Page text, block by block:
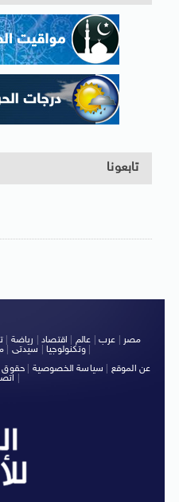
تابعونا
مصر عرب عالم اقتصاد رياضة |
وتكنولوجيا| سيدتى
|
عن الموقع
سياسة الخصوصية حقوق